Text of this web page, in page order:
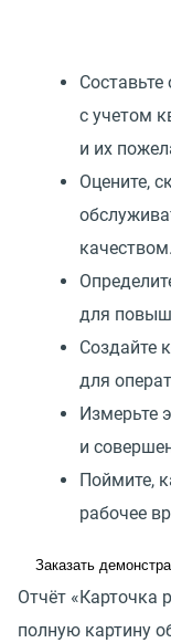
с учетом
и их
Оцените,
качеством.
для
Создайте
для
Измерьте
и
Поймите,
рабочее
Заказать
Отчёт «Карточка
полную картину